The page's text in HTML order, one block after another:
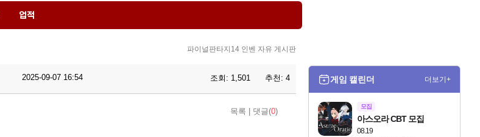
업적
파이널판타지14 인벤 자유 게시판
2025-09-07 16:54 조회: 1,501 추천: 4
목록 댓글(0)
게임 캘린더 더보기+
모집
08.19
아스오라 CBT 모집